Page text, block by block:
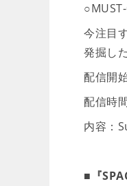
今注目
発掘し
配信開
配信時
内容：
■『